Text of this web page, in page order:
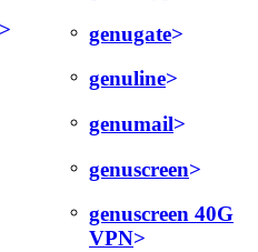
genugate
genuline
genumail
genuscreen
genuscreen 40G
VPN